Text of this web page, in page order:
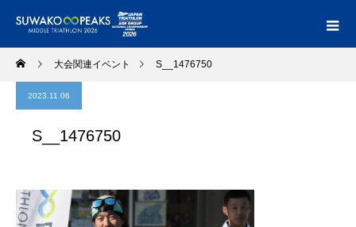
大会関連イベント S__1476750
2023.11.06
S__1476750